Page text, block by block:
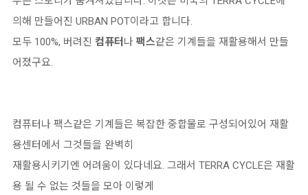
의해 만들어진 URBAN POT이라고 합니다.
모두 100%, 버려진 컴퓨터 나 팩스같은 기계들을 재활용해서 만들
어졌구요.
컴퓨터나 팩스같은 기계들은 복잡한 중합물로 구성되어있어 재활
용센터에서 그것들을 완벽히
재활용시키기엔 어려움이 있다네요. 그래서 TERRA CYCLE은 재활
용 될 수 없는 것들을 모아 이렇게